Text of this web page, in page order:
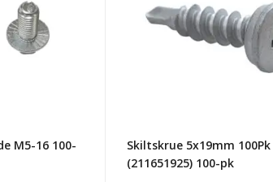
M5-16 100-
(211651925)
100-
Skiltskrue 5x19mm 100Pk
(211651925) 100-pk